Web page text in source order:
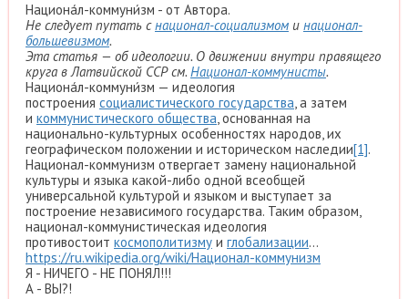
Национа́л-коммуни́зм - от Автора.
Не следует путать снационал-социализмом и национал-
большевизмом.
Эта статья — об идеологии. О движении внутри правящего
круга в Латвийской ССР см. Национал-коммунисты.
Национа́л-коммуни́зм — идеология
построения социалистического государства, а затем
и коммунистического общества, основанная на
национально-культурных особенностях народов, их
географическом положении и историческом наследии[1].
Национал-коммунизм отвергает замену национальной
культуры и языка какой-либо одной всеобщей
универсальной культурой и языком и выступает за
построение независимого государства. Таким образом,
национал-коммунистическая идеология
противостоит космополитизму и глобализации...
https://ru.wikipedia.org/wiki/Национал-коммунизм
Я - НИЧЕГО - НЕ ПОНЯЛ!!!
А - ВЫ?!